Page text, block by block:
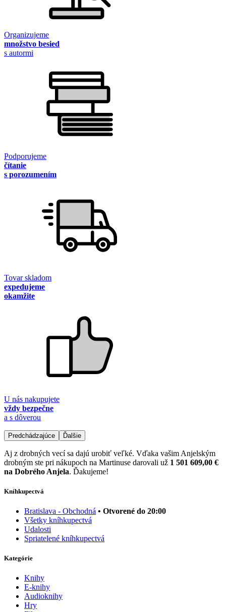
Organizujeme
množstvo besied
s autormi
Podporujeme
čítanie
s porozumením
Tovar skladom
expedujeme
okamžite
U nás nakupujete
vždy bezpečne
a s dôverou
Predchádzajúce Ďalšie
Aj z drobných vecí sa dajú urobiť veľké. Vďaka vašim Anjelským
drobným ste pri nákupoch na Martinuse darovali už 1 501 609,00 €
na Dobrého Anjela. Ďakujeme!
Kníhkupectvá
Bratislava - Obchodná • Otvorené do 20:00
Všetky kníhkupectvá
Udalosti
Spriatelené kníhkupectvá
Kategórie
Knihy
E-knihy
Audioknihy
Hry